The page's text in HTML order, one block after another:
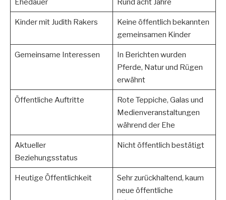
Kinder mit Judith Rakers
Keine öffentlich bekannten
gemeinsamen Kinder
Gemeinsame Interessen
In Berichten wurden
Pferde, Natur und Rügen
erwähnt
Öffentliche Auftritte
Rote Teppiche, Galas und
Medienveranstaltungen
während der Ehe
Aktueller
Beziehungsstatus
Nicht öffentlich bestätigt
Heutige Öffentlichkeit
Sehr zurückhaltend, kaum
neue öffentliche